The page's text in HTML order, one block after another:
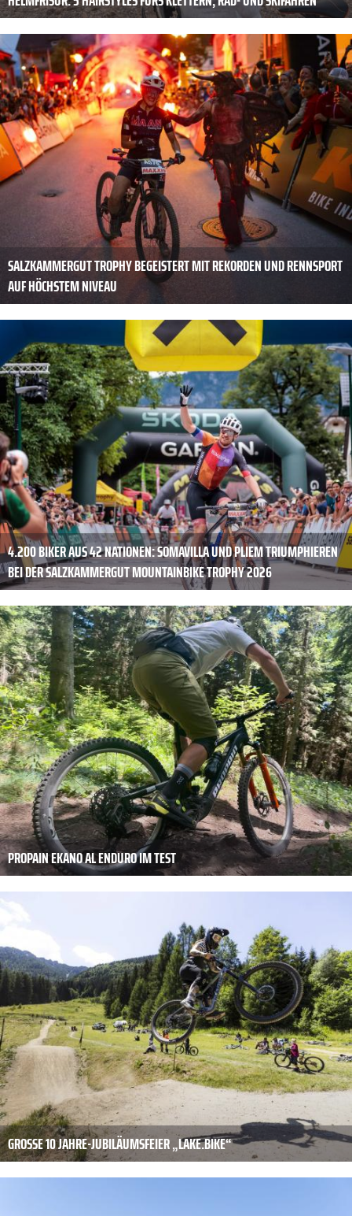
SALZKAMMERGUT TROPHY BEGEISTERT MIT REKORDEN UND RENNSPORT
AUF HÖCHSTEM NIVEAU
4.200 BIKER AUS 42 NATIONEN: SOMAVILLA UND PLIEM TRIUMPHIEREN
BEI DER SALZKAMMERGUT MOUNTAINBIKE TROPHY 2026
PROPAIN EKANO AL ENDURO IM TEST
GROSSE 10 JAHRE-JUBILÄUMSFEIER „LAKE.BIKE“